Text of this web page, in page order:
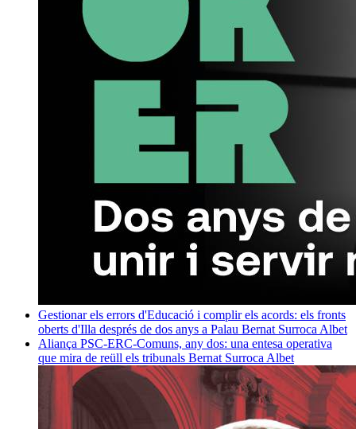
Gestionar els errors d'Educació i complir els acords: els fronts
oberts d'Illa després de dos anys a Palau Bernat Surroca Albet
Aliança PSC-ERC-Comuns, any dos: una entesa operativa
que mira de reüll els tribunals Bernat Surroca Albet